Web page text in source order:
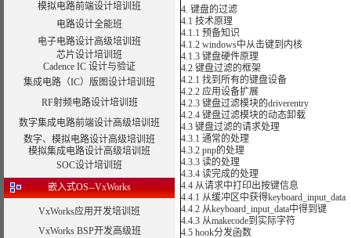
模拟电路前端设计培训班
电路设计全能班
电子电路设计高级培训班
芯片设计培训班
Cadence IC 设计与验证
集成电路（IC）版图设计培训班
RF射频电路设计培训班
数字集成电路前端设计高级培训班
数字、模拟电路设计高级培训班
模拟集成电路设计高级培训班
SOC设计培训班
嵌入式OS--VxWorks
VxWorks应用开发培训班
VxWorks BSP开发高级班
4. 键盘的过滤
4.1 技术原理
4.1.1 预备知识
4.1.2 windows中从击键到内核
4.1.3 键盘硬件原理
4.2 键盘过滤的框架
4.2.1 找到所有的键盘设备
4.2.2 应用设备扩展
4.2.3 键盘过滤模块的driverentry
4.2.4 键盘过滤模块的动态卸载
4.3 键盘过滤的请求处理
4.3.1 通常的处理
4.3.2 pnp的处理
4.3.3 读的处理
4.3.4 读完成的处理
4.4 从请求中打印出按键信息
4.4.1 从缓冲区中获得keyboard_input_data
4.4.2 从keyboard_input_data中得到键
4.4.3 从makecode到实际字符
4.5 hook分发函数